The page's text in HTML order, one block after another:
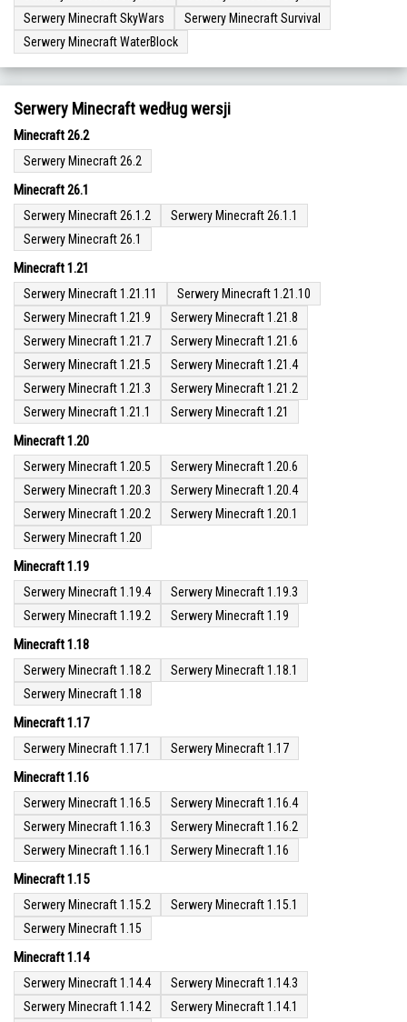
Serwery Minecraft SkyWars
Serwery Minecraft Survival
Serwery Minecraft WaterBlock
Serwery Minecraft według wersji
Minecraft 26.2
Serwery Minecraft 26.2
Minecraft 26.1
Serwery Minecraft 26.1.2
Serwery Minecraft 26.1.1
Serwery Minecraft 26.1
Minecraft 1.21
Serwery Minecraft 1.21.11
Serwery Minecraft 1.21.10
Serwery Minecraft 1.21.9
Serwery Minecraft 1.21.8
Serwery Minecraft 1.21.7
Serwery Minecraft 1.21.6
Serwery Minecraft 1.21.5
Serwery Minecraft 1.21.4
Serwery Minecraft 1.21.3
Serwery Minecraft 1.21.2
Serwery Minecraft 1.21.1
Serwery Minecraft 1.21
Minecraft 1.20
Serwery Minecraft 1.20.5
Serwery Minecraft 1.20.6
Serwery Minecraft 1.20.3
Serwery Minecraft 1.20.4
Serwery Minecraft 1.20.2
Serwery Minecraft 1.20.1
Serwery Minecraft 1.20
Minecraft 1.19
Serwery Minecraft 1.19.4
Serwery Minecraft 1.19.3
Serwery Minecraft 1.19.2
Serwery Minecraft 1.19
Minecraft 1.18
Serwery Minecraft 1.18.2
Serwery Minecraft 1.18.1
Serwery Minecraft 1.18
Minecraft 1.17
Serwery Minecraft 1.17.1 Serwery Minecraft 1.17
Minecraft 1.16
Serwery Minecraft 1.16.5
Serwery Minecraft 1.16.4
Serwery Minecraft 1.16.3
Serwery Minecraft 1.16.2
Serwery Minecraft 1.16.1
Serwery Minecraft 1.16
Minecraft 1.15
Serwery Minecraft 1.15.2
Serwery Minecraft 1.15.1
Serwery Minecraft 1.15
Minecraft 1.14
Serwery Minecraft 1.14.4
Serwery Minecraft 1.14.3
Serwery Minecraft 1.14.2
Serwery Minecraft 1.14.1